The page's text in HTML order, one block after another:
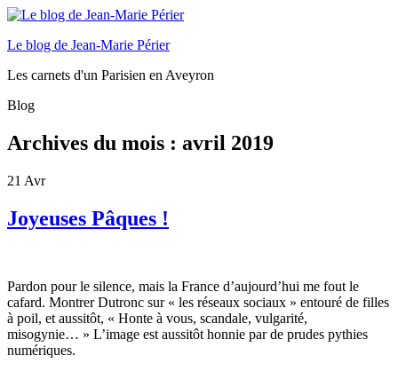
Le blog de Jean-Marie Périer
Les carnets d'un Parisien en Aveyron
Blog
Archives du mois : avril 2019
21 Avr
Joyeuses Pâques !
Pardon pour le silence, mais la France d’aujourd’hui me fout le
cafard. Montrer Dutronc sur « les réseaux sociaux » entouré de filles
à poil, et aussitôt, « Honte à vous, scandale, vulgarité,
misogynie… » L’image est aussitôt honnie par de prudes pythies
numériques.